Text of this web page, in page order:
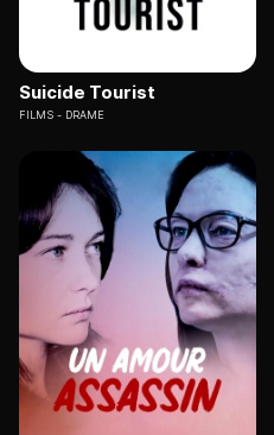
Suicide Tourist
FILMS DRAME